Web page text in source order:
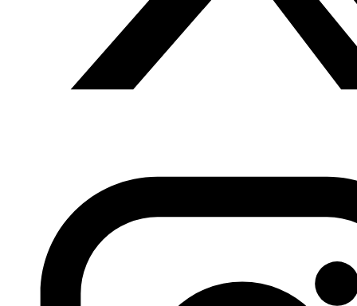
Foto promocional del tebeo ‘Vuelva usted mañana’. /
Tres jóvenes son las protagonistas de
chica árabe. Viven las peripecias típicas de unas chicas
Ahmad Qatato, un jordano afincado en Italia que no
duda en afirmar: “Mis historias hablan sobre feminismo”.
Así de simple. “Es inevitable que los árabes se fijen en los
pioneros del cómic de Occidente y Japón, pero también
tratamos de buscar nuestro estilo y no vivir en la
sombra”, asegura por correo electrónico. Los dibujantes